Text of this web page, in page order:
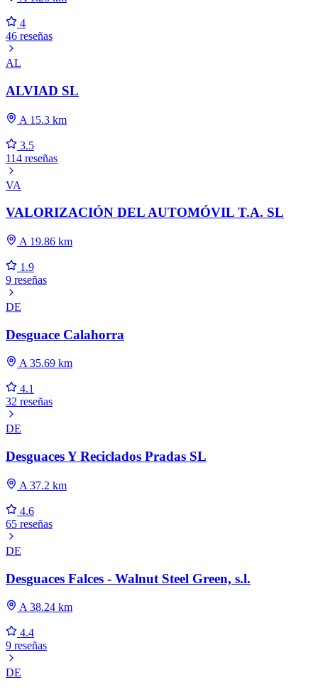
4
46 reseñas
AL
ALVIAD SL
A 15.3 km
3.5
114 reseñas
VA
VALORIZACIÓN DEL AUTOMÓVIL T.A. SL
A 19.86 km
1.9
9 reseñas
DE
Desguace Calahorra
A 35.69 km
4.1
32 reseñas
DE
Desguaces Y Reciclados Pradas SL
A 37.2 km
4.6
65 reseñas
DE
Desguaces Falces - Walnut Steel Green, s.l.
A 38.24 km
4.4
9 reseñas
DE